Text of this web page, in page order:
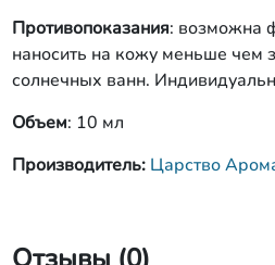
Противопоказания: возможна
наносить на кожу меньше чем
солнечных ванн.
Объем: 10 мл
Производитель: Царство